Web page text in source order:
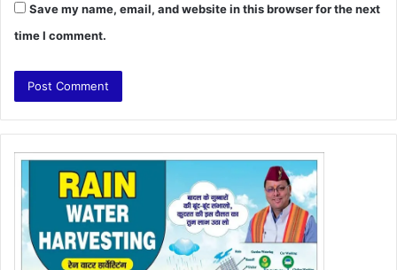
Save my name, email, and website in this browser for the next
time I comment.